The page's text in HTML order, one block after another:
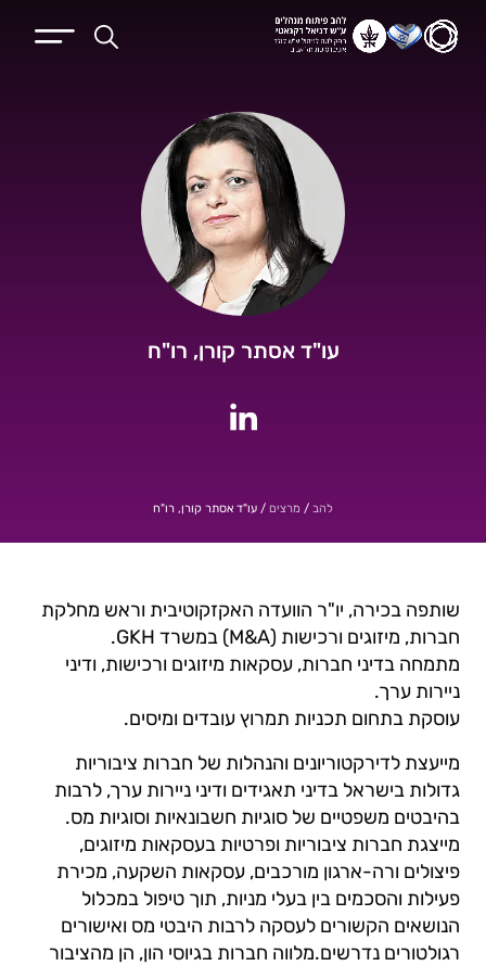
עו"ד אסתר קורן, רו"ח
לחשבון הלינקדין של עו"ד אסתר
להב / מרצים / עו"ד אסתר קורן, רו"ח
שותפה בכירה, יו"ר הוועדה האקזקוטיבית וראש מחלקת
חברות, מיזוגים ורכישות (M&A) במשרד GKH.
מתמחה בדיני חברות, עסקאות מיזוגים ורכישות, ודיני
ניירות ערך.
עוסקת בתחום תכניות תמרוץ עובדים ומיסים.
מייעצת לדירקטוריונים והנהלות של חברות ציבוריות
גדולות בישראל בדיני תאגידים ודיני ניירות ערך, לרבות
בהיבטים משפטיים של סוגיות חשבונאיות וסוגיות מס.
מייצגת חברות ציבוריות ופרטיות בעסקאות מיזוגים,
פיצולים ורה-ארגון מורכבים, עסקאות השקעה, מכירת
פעילות והסכמים בין בעלי מניות, תוך טיפול במכלול
הנושאים הקשורים לעסקה לרבות היבטי מס ואישורים
רגולטורים נדרשים.מלווה חברות בגיוסי הון, הן מהציבור